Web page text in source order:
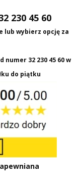
230 45 60
lub wybierz opcję za
numer 32 230 45 60w
do piątku